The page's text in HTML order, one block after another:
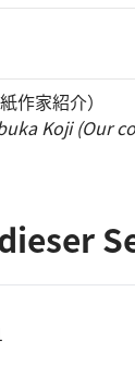
作家紹介）
Koji (Our